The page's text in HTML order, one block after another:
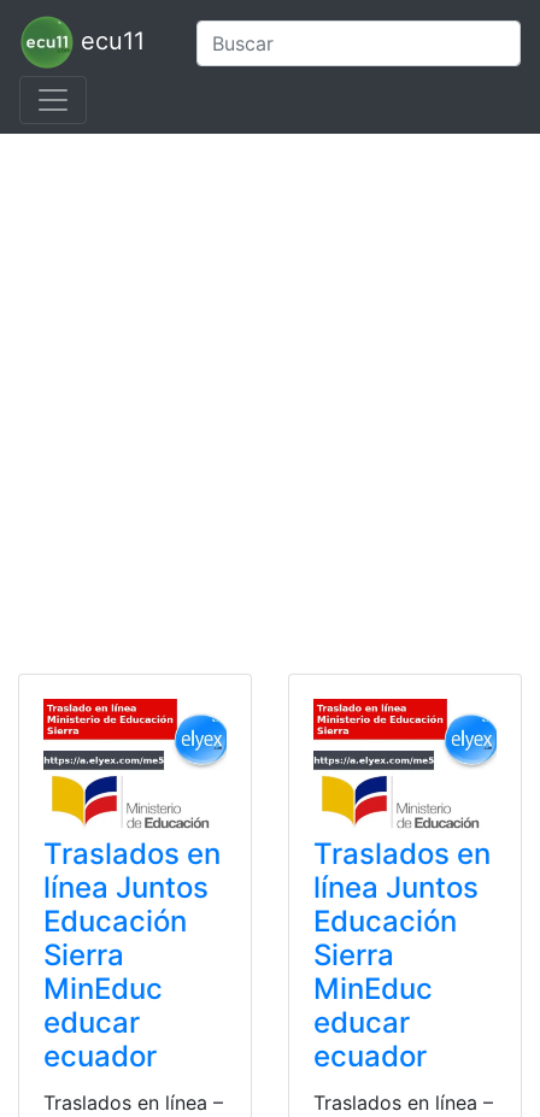
ecu11
Traslados en
línea Juntos
Educación
Sierra
MinEduc
educar
ecuador
Traslados en línea –
Traslados en
línea Juntos
Educación
Sierra
MinEduc
educar
ecuador
Traslados en línea –